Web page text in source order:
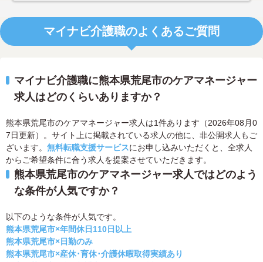
マイナビ介護職のよくあるご質問
マイナビ介護職に熊本県荒尾市のケアマネージャー
求人はどのくらいありますか？
熊本県荒尾市のケアマネージャー求人は1件あります（2026年08月0
7日更新）。サイト上に掲載されている求人の他に、非公開求人もご
ざいます。 無料転職支援サービスにお申し込みいただくと、全求人
からご希望条件に合う求人を提案させていただきます。
熊本県荒尾市のケアマネージャー求人ではどのよう
な条件が人気ですか？
以下のような条件が人気です。
熊本県荒尾市×年間休日110日以上
熊本県荒尾市×日勤のみ
熊本県荒尾市×産休･育休･介護休暇取得実績あり